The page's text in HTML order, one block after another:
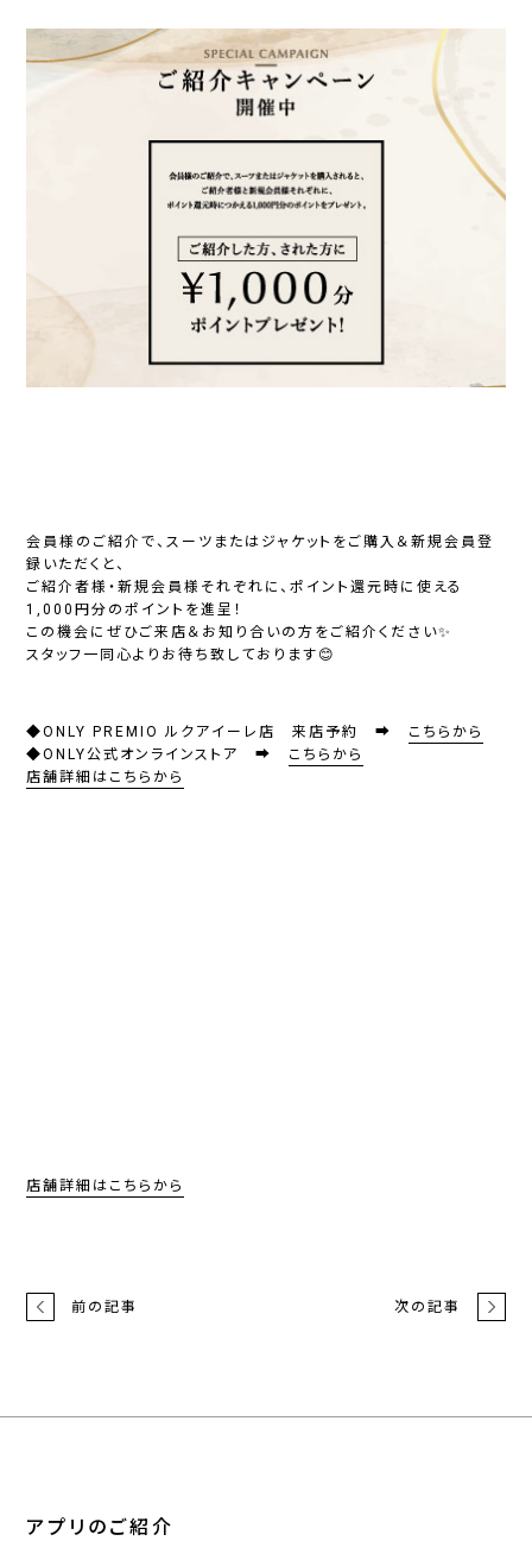
会員様のご紹介で、スーツまたはジャケットをご購入＆新規会員登
録いただくと、
ご紹介者様・新規会員様それぞれに、ポイント還元時に使える
1,000円分のポイント を進呈！
この機会にぜひご来店＆お知り合いの方をご紹介ください✨
スタッフ一同心よりお待ち致しております😊
◆ONLY PREMIO ルクアイーレ店 来店予約 ➡ こちらから
◆ONLY公式オンラインストア ➡ こちらから
店舗詳細はこちらから
店舗詳細はこちらから
前の記事 次の記事
アプリのご紹介